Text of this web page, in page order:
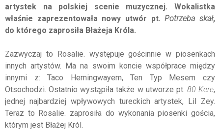
artystek na polskiej scenie muzycznej. Wokalistka
właśnie zaprezentowała nowy utwór pt.Potrzeba skał,
do którego zaprosiła Błażeja Króla.
Zazwyczaj to Rosalie. występuje gościnnie w piosenkach
innych artystów. Ma na swoim koncie współprace między
innymi z: Taco Hemingwayem, Ten Typ Mesem czy
Otsochodzi. Ostatnio wystąpiła także w utworze pt. 80 Kere,
jednej najbardziej wpływowych tureckich artystek, Lil Zey.
Teraz to Rosalie. zaprosiła do wykonania piosenki gościa,
którym jest Błażej Król.